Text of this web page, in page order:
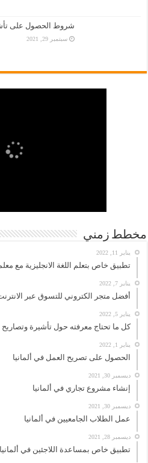
شروط الحصول على
سبتمبر 29, 2021
مخطط زمني
يناير 11, 2022
تطبيق خاص بتعلم اللغة الانجليزية مع
يناير 7, 2022
أفضل متجر الكتروني للتسوق عبر
يناير 5, 2022
كل ما تحتاج معرفته حول تأشيرة وتصاريح
يناير 1, 2022
الحصول على تصريح العمل في ألمانيا
ديسمبر 30, 2021
إنشاء مشروع تجاري في ألمانيا
ديسمبر 30, 2021
عمل الطلاب الجامعيين في ألمانيا
ديسمبر 28, 2021
تطبيق خاص بمساعدة اللاجئين في ألمانيا